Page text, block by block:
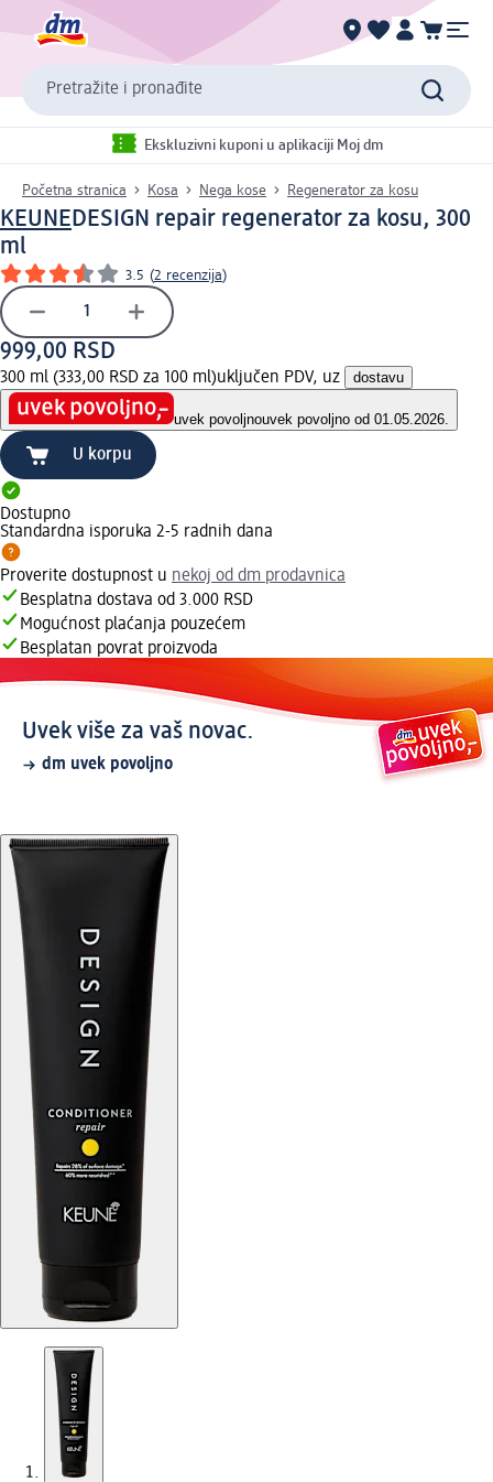
Pretražite i pronađite
Ekskluzivni kuponi u aplikaciji Moj dm
Početna stranica Kosa Nega kose Regenerator za kosu
KEUNEDESIGN repair regenerator za kosu, 300
ml
3.5 (2 recenzija)
999,00 RSD
300 ml (333,00 RSD za 100 ml)uključen PDV, uz dostavu
uvek povoljnouvek povoljno od 01.05.2026.
U korpu
Dostupno
Standardna isporuka 2-5 radnih dana
Proverite dostupnost u nekoj od dm prodavnica
Besplatna dostava od 3.000 RSD
Mogućnost plaćanja pouzećem
Besplatan povrat proizvoda
Uvek više za vaš novac.
dm uvek povoljno